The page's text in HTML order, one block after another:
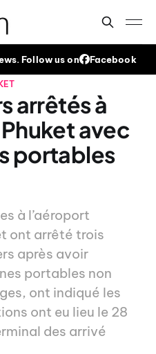
Follow us on Facebook
arrêtés à
avec
portables
à l’aéroport
ont arrêté trois
après avoir
portables non
ont indiqué les
ont eu lieu le 28
des arrivé